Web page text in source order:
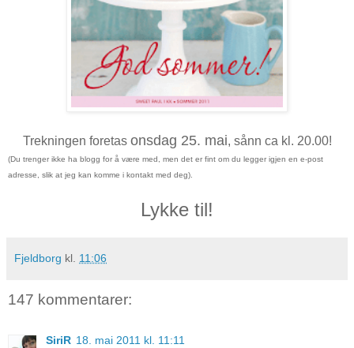
Trekningen foretas onsdag 25. mai, sånn ca kl. 20.00!
(Du trenger ikke ha blogg for å være med, men det er fint om du legger igjen en e-post
adresse, slik at jeg kan komme i kontakt med deg).
Lykke til!
Fjeldborg kl. 11:06
147 kommentarer:
SiriR 18. mai 2011 kl. 11:11